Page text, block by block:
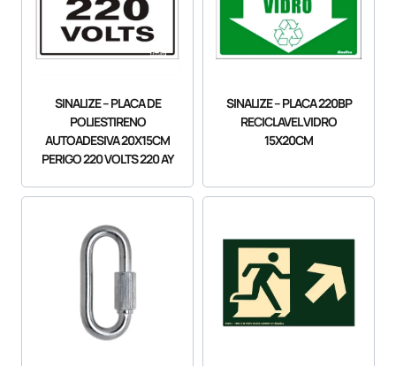
SINALIZE – PLACA DE
POLIESTIRENO
AUTOADESIVA 20X15CM
PERIGO 220 VOLTS 220 AY
SINALIZE – PLACA 220BP
RECICLAVEL VIDRO
15X20CM